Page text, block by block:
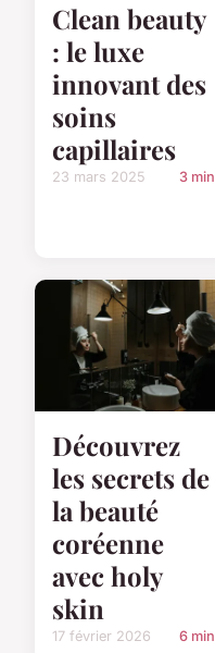
Clean beauty
: le luxe
innovant des
soins
capillaires
23 mars 2025 3 min
Découvrez
les secrets de
la beauté
coréenne
avec holy
skin
17 février 2026 6 min